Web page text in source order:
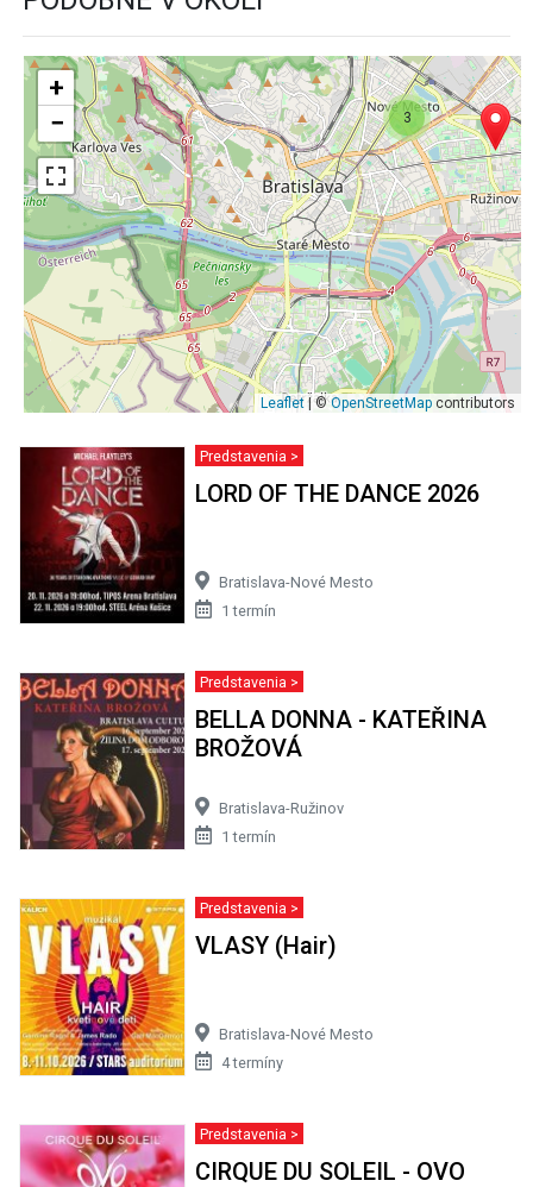
3
+
−
Leaflet| ©OpenStreetMap contributors
Predstavenia >
LORD OF THE DANCE 2026
Bratislava-Nové Mesto
1 termín
Predstavenia >
BELLA DONNA - KATEŘINA
BROŽOVÁ
Bratislava-Ružinov
1 termín
Predstavenia >
VLASY (Hair)
Bratislava-Nové Mesto
4 termíny
Predstavenia >
CIRQUE DU SOLEIL - OVO